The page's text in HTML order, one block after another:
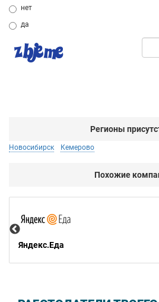
нет
да
Регионы
Новосибирск Кемерово
Похожие
Яндекс.Еда